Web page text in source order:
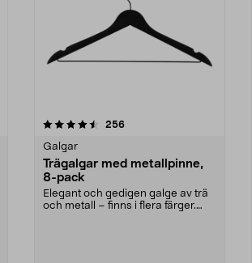
256recensioner
Galgar
Trägalgar med metallpinne,
8-pack
Elegant och gedigen galge av trä
och metall – finns i flera färger.
4.0av 5 stjärnor